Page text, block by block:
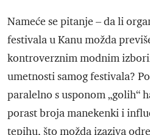
Nameće se pitanje – da li
festivala u Kanu možda
kontroverznim modnim
umetnosti samog festivala?
paralelno s usponom „golih“
porast broja manekenki i
tepihu, što možda izaziva